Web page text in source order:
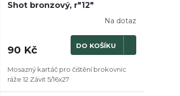
Shot bronzový, r"12"
Na dotaz
90 Kč DO KOŠÍKU
Mosazný kartáč pro čištění brokovnic
ráže 12 Závit 5/16x27